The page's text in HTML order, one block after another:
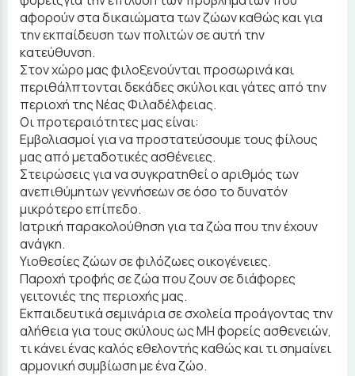
αφορούν στα δικαιώματα των ζώων καθώς και για
την εκπαίδευση των πολιτών σε αυτή την
κατεύθυνση.
Στον χώρο μας φιλοξενούνται προσωρινά και
περιθάλπτονται δεκάδες σκύλοι και γάτες από την
περιοχή της Νέας Φιλαδέλφειας.
Οι προτεραιότητες μας είναι:
Εμβολιασμοί για να προστατεύσουμε τους φίλους
μας από μεταδοτικές ασθένειες.
Στειρώσεις για να συγκρατηθεί ο αριθμός των
ανεπιθύμητων γεννήσεων σε όσο το δυνατόν
μικρότερο επίπεδο.
Ιατρική παρακολούθηση για τα ζώα που την έχουν
ανάγκη.
Υιοθεσίες ζώων σε φιλόζωες οικογένειες.
Παροχή τροφής σε ζώα που ζουν σε διάφορες
γειτονιές της περιοχής μας.
Εκπαιδευτικά σεμινάρια σε σχολεία προάγοντας την
αλήθεια για τους σκύλους ως ΜΗ φορείς ασθενειών,
τι κάνει ένας καλός εθελοντής καθώς και τι σημαίνει
αρμονική συμβίωση με ένα ζώο.